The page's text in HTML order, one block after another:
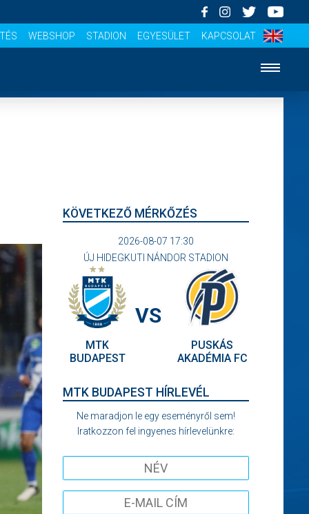
WEBSHOP STADION EGYESÜLET KAPCSOLAT
KÖVETKEZŐ MÉRKŐZÉS
2026-08-07 17:30
ÚJ HIDEGKUTI NÁNDOR STADION
MTK
BUDAPEST
VS
PUSKÁS
AKADÉMIA FC
MTK BUDAPEST HÍRLEVÉL
Ne maradjon le egy eseményről sem!
Iratkozzon fel ingyenes hírlevelünkre: